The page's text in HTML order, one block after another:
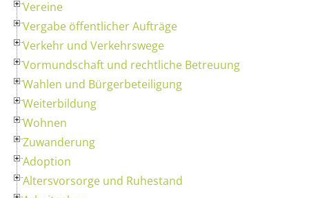
Vereine
Vergabe öffentlicher Aufträge
Verkehr und Verkehrswege
Vormundschaft und rechtliche Betreuung
Wahlen und Bürgerbeteiligung
Weiterbildung
Wohnen
Zuwanderung
Adoption
Altersvorsorge und Ruhestand